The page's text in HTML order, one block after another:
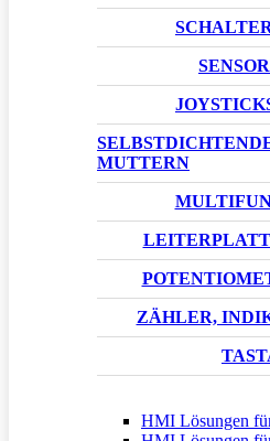
MUTTERN
ZÄHLER,
HMI Lösungen